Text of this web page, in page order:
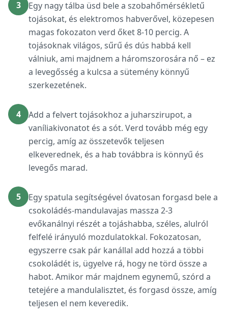
3
Egy nagy tálba üsd bele a szobahőmérsékletű
tojásokat, és elektromos habverővel, közepesen
magas fokozaton verd őket 8-10 percig. A
tojásoknak világos, sűrű és dús habbá kell
válniuk, ami majdnem a háromszorosára nő – ez
a levegősség a kulcsa a sütemény könnyű
szerkezetének.
4
Add a felvert tojásokhoz a juharszirupot, a
vaníliakivonatot és a sót. Verd tovább még egy
percig, amíg az összetevők teljesen
elkeverednek, és a hab továbbra is könnyű és
levegős marad.
5
Egy spatula segítségével óvatosan forgasd bele a
csokoládés-mandulavajas massza 2-3
evőkanálnyi részét a tojáshabba, széles, alulról
felfelé irányuló mozdulatokkal. Fokozatosan,
egyszerre csak pár kanállal add hozzá a többi
csokoládét is, ügyelve rá, hogy ne törd össze a
habot. Amikor már majdnem egynemű, szórd a
tetejére a mandulalisztet, és forgasd össze, amíg
teljesen el nem keveredik.